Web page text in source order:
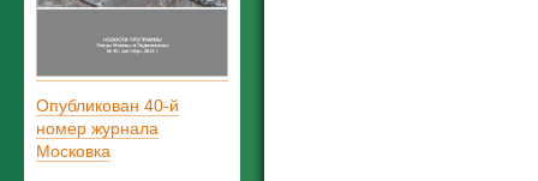
Опубликован 40-й
номер журнала
Московка